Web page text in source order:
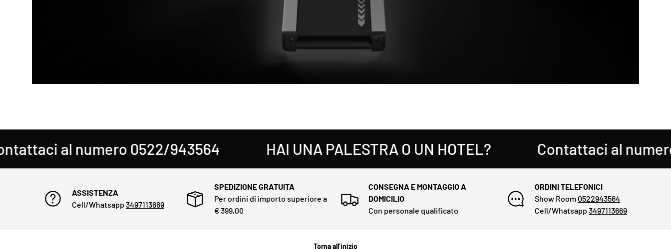
al numero 0522/943564 HAI UNA PALESTRA O UN HOTEL? Contattaci al numero
ASSISTENZA
Cell/Whatsapp 3497113669
SPEDIZIONE GRATUITA
Per ordini di importo superiore a
€ 399,00
CONSEGNA E MONTAGGIO A
DOMICILIO
Con personale qualificato
ORDINI TELEFONICI
Show Room 0522943564
Cell/Whatsapp 3497113669
Torna all’inizio